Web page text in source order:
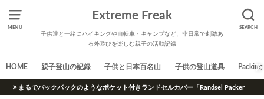
MENU SEARCH
Extreme Freak
子供達と一緒にハイキングや自転車・キャンプなど、非日常で刺激あ
る外遊びを楽しむ親子の活動記録
HOME 親子登山の記録 子供と日本百名山 子供の登山道具 Packing
まるでバックパックのようなポケット付きランドセルカバー「Randsel Packer」